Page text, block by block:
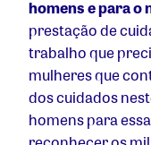
homens e para o
prestação de
trabalho que
mulheres que
dos cuidados
homens para